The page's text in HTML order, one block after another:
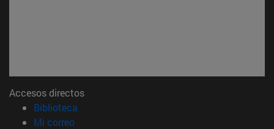
Accesos directos
Biblioteca
Mi correo(abre en nueva ventana)